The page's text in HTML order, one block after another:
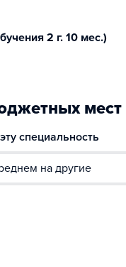
2 г. 10 мес.)
мест
специальность
на другие